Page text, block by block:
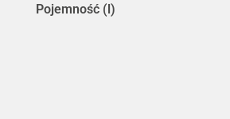
Pojemność (l)